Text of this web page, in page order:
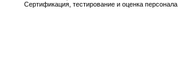
Сертификация, тестирование и оценка персонала.